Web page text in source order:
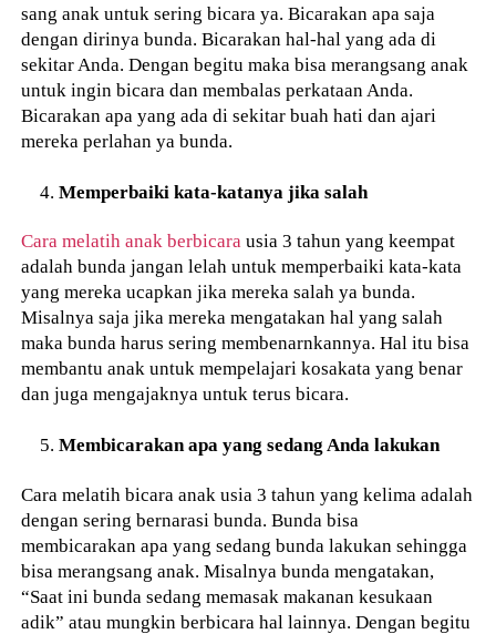
sang anak untuk sering bicara ya. Bicarakan apa saja
dengan dirinya bunda. Bicarakan hal-hal yang ada di
sekitar Anda. Dengan begitu maka bisa merangsang anak
untuk ingin bicara dan membalas perkataan Anda.
Bicarakan apa yang ada di sekitar buah hati dan ajari
mereka perlahan ya bunda.
Memperbaiki kata-katanya jika salah
Cara melatih anak berbicara usia 3 tahun yang keempat
adalah bunda jangan lelah untuk memperbaiki kata-kata
yang mereka ucapkan jika mereka salah ya bunda.
Misalnya saja jika mereka mengatakan hal yang salah
maka bunda harus sering membenarnkannya. Hal itu bisa
membantu anak untuk mempelajari kosakata yang benar
dan juga mengajaknya untuk terus bicara.
Membicarakan apa yang sedang Anda lakukan
Cara melatih bicara anak usia 3 tahun yang kelima adalah
dengan sering bernarasi bunda. Bunda bisa
membicarakan apa yang sedang bunda lakukan sehingga
bisa merangsang anak. Misalnya bunda mengatakan,
“Saat ini bunda sedang memasak makanan kesukaan
adik” atau mungkin berbicara hal lainnya. Dengan begitu